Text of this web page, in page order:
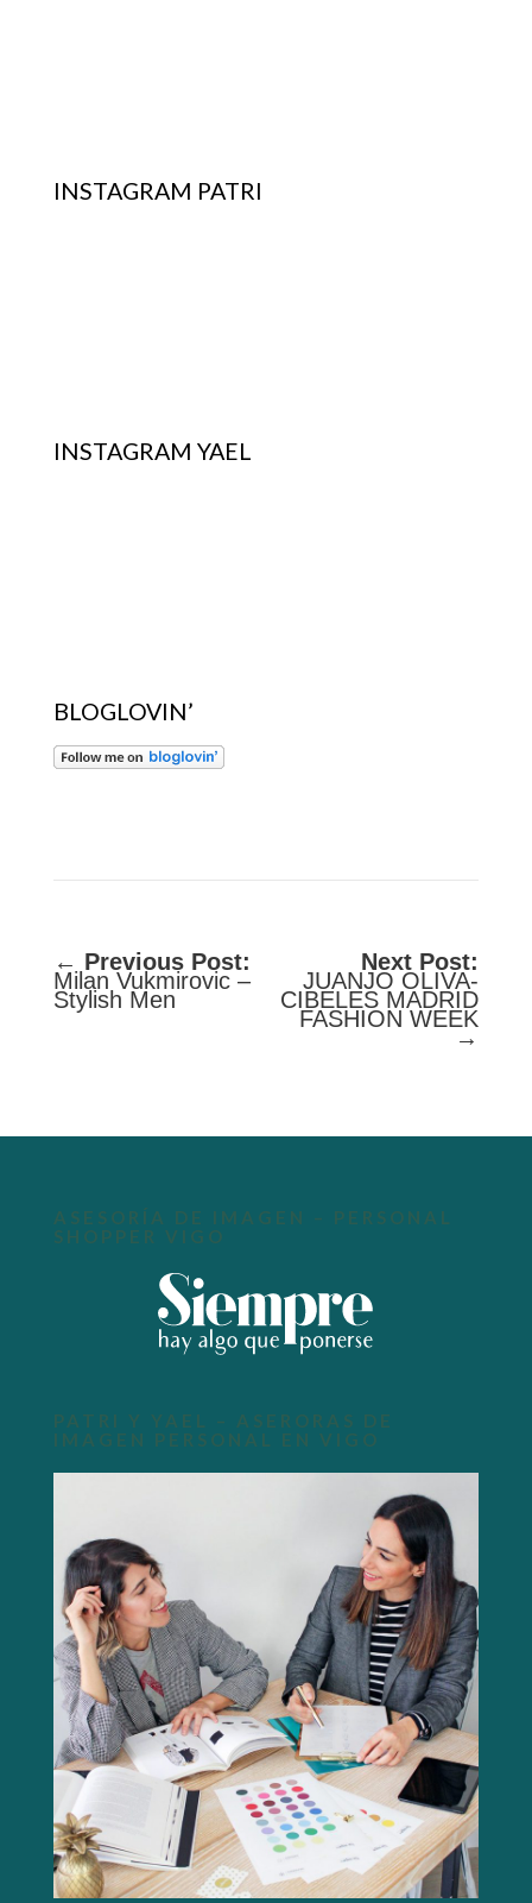
INSTAGRAM PATRI
INSTAGRAM YAEL
BLOGLOVIN’
Next Post:
JUANJO OLIVA-
CIBELES MADRID
FASHION WEEK
→
← Previous Post:
Milan Vukmirovic –
Stylish Men
ASESORÍA DE IMAGEN – PERSONAL
SHOPPER VIGO
PATRI Y YAEL – ASERORAS DE
IMAGEN PERSONAL EN VIGO